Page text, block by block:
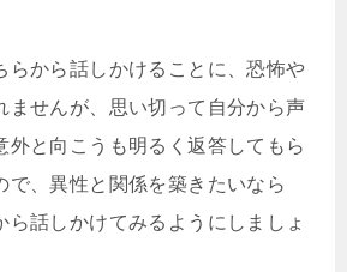
らから話しかけることに、恐怖や
ませんが、思い切って自分から声
外と向こうも明るく返答してもら
で、異性と関係を築きたいなら
ら話しかけてみるようにしましょ